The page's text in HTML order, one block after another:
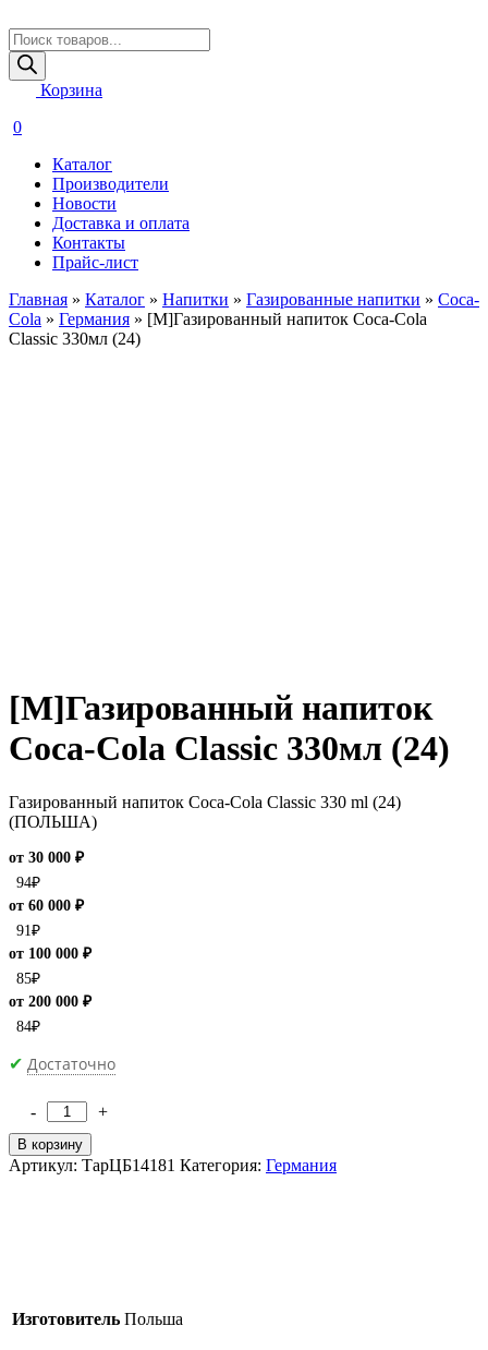
Поиск
товаров
Корзина
0
Каталог
Производители
Новости
Доставка и оплата
Контакты
Прайс-лист
Главная » Каталог » Напитки » Газированные напитки » Coca-
Cola » Германия » [M]Газированный напиток Coca-Cola
Classic 330мл (24)
[M]Газированный напиток
Coca-Cola Classic 330мл (24)
Газированный напиток Coca-Cola Classic 330 ml (24)
(ПОЛЬША)
от 30 000 ₽
94₽
от 60 000 ₽
91 ₽
от 100 000 ₽
85₽
от 200 000 ₽
84₽
✔ Достаточно
Количество
товара
[M]Газированный
напиток
- +
В корзину
Артикул: ТарЦБ14181 Категория: Германия
Изготовитель Польша